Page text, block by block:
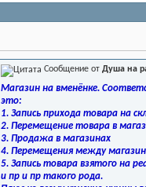
Сообщение от Душа на
Магазин на вменёнке.
это:
1. Запись прихода товара на
2. Перемещение товара в
3. Продажа в магазинах
4. Перемещения между
5. Запись товара взятого на
и пр и пр такого рода.